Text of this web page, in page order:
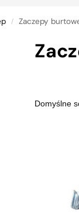
/ Zaczepy